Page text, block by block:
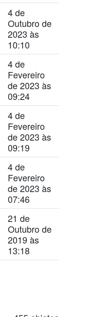
4 de
Outubro de
2023 às
10:10
4 de
Fevereiro
de 2023 às
09:24
4 de
Fevereiro
de 2023 às
09:19
4 de
Fevereiro
de 2023 às
07:46
21 de
Outubro de
2019 às
13:18